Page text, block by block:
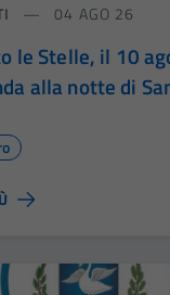
04 AGO 26
le Stelle, il 10
alla notte di